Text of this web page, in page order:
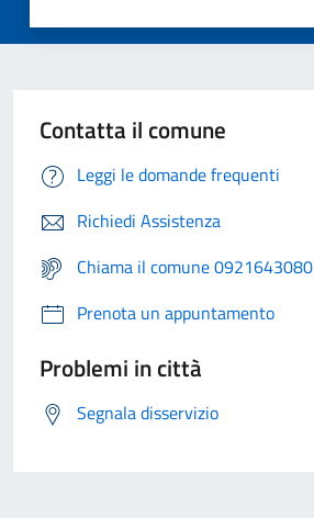
Contatta il comune
Leggi le domande frequenti
Richiedi Assistenza
Chiama il comune 0921643080
Prenota un appuntamento
Problemi in città
Segnala disservizio